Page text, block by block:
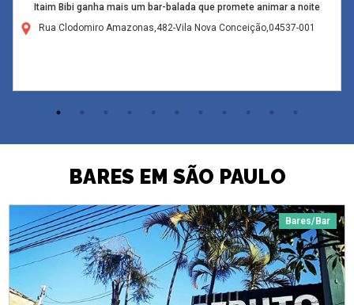
Itaim Bibi ganha mais um bar-balada que promete animar a noite
Rua Clodomiro Amazonas,482-Vila Nova Conceição,04537-001
BARES EM SÃO PAULO
Bares/Bar